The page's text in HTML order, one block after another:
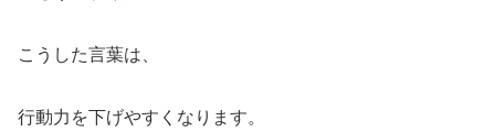
こうした言葉は、
行動力を下げやすくなります。